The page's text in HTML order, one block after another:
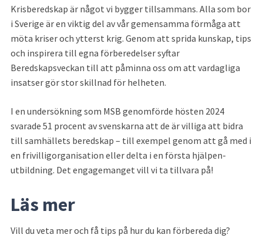
Krisberedskap är något vi bygger tillsammans. Alla som bor
i Sverige är en viktig del av vår gemensamma förmåga att
möta kriser och ytterst krig. Genom att sprida kunskap, tips
och inspirera till egna förberedelser syftar
Beredskapsveckan till att påminna oss om att vardagliga
insatser gör stor skillnad för helheten.
I en undersökning som MSB genomförde hösten 2024
svarade 51 procent av svenskarna att de är villiga att bidra
till samhällets beredskap – till exempel genom att gå med i
en frivilligorganisation eller delta i en första hjälpen-
utbildning. Det engagemanget vill vi ta tillvara på!
Läs mer